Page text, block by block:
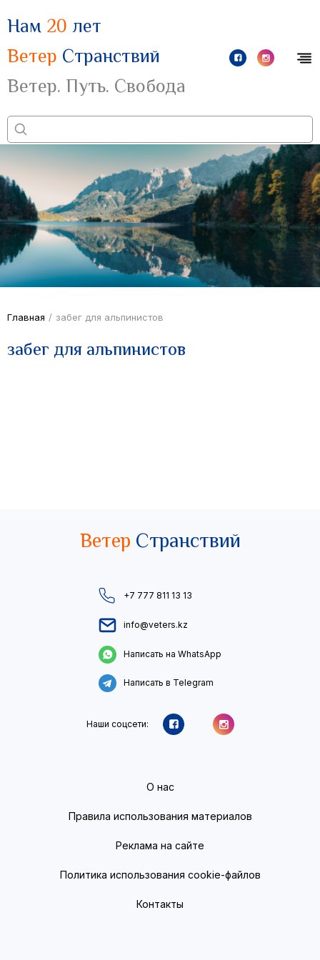
Нам 20 лет
Ветер Странствий
Ветер. Путь. Свобода
Главная / забег для альпинистов
забег для альпинистов
Ветер Странствий
+7 777 811 13 13
info@veters.kz
Написать на WhatsApp
Написать в Telegram
Наши соцсети:
О нас
Правила использования материалов
Реклама на сайте
Политика использования cookie-файлов
Контакты